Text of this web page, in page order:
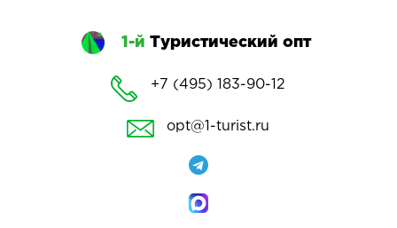
1-й Туристический опт
+7 (495) 183-90-12
opt@1-turist.ru